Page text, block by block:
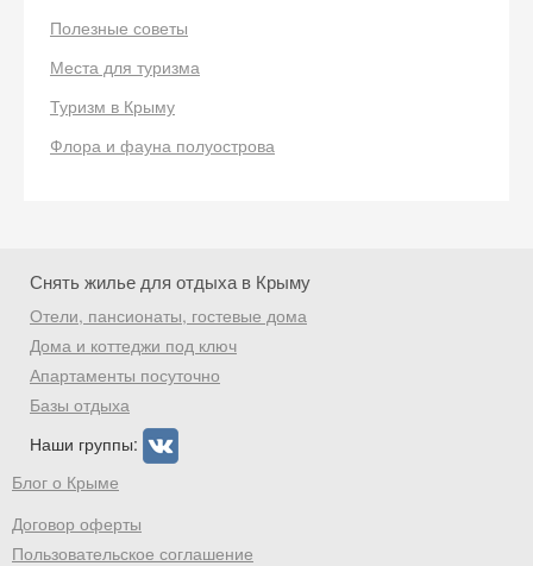
Полезные советы
Места для туризма
Туризм в Крыму
Флора и фауна полуострова
Снять жилье для отдыха в Крыму
Отели, пансионаты, гостевые дома
Дома и коттеджи под ключ
Апартаменты посуточно
Базы отдыха
Наши группы:
Блог о Крыме
Договор оферты
Пользовательское соглашение
Получить промокод